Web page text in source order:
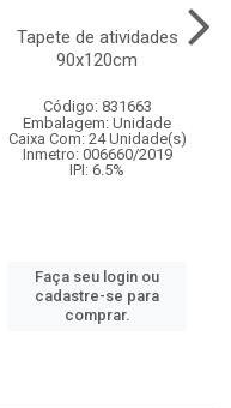
Tapete de atividades
90x120cm
Código: 831663
Embalagem: Unidade
Caixa Com: 24 Unidade(s)
Inmetro: 006660/2019
IPI: 6.5%
Faça seu login ou
cadastre-se para
comprar.